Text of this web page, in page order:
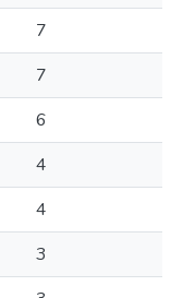
7
7
6
4
4
3